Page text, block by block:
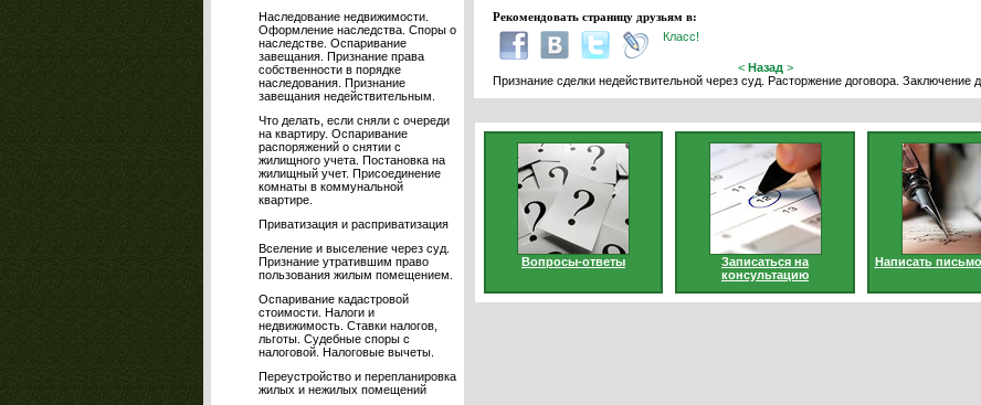
Наследование недвижимости.
Оформление наследства. Споры о
наследстве. Оспаривание
завещания. Признание права
собственности в порядке
наследования. Признание
завещания недействительным.
Что делать, если сняли с очереди
на квартиру. Оспаривание
распоряжений о снятии с
жилищного учета. Постановка на
жилищный учет. Присоединение
комнаты в коммунальной
квартире.
Приватизация и расприватизация
Вселение и выселение через суд.
Признание утратившим право
пользования жилым помещением.
Оспаривание кадастровой
стоимости. Налоги и
недвижимость. Ставки налогов,
льготы. Судебные споры с
налоговой. Налоговые вычеты.
Переустройство и перепланировка
жилых и нежилых помещений
Рекомендовать страницу друзьям в:
Класс!
< Назад >
Признание сделки недействительной через суд. Расторжение договора. Заключение
Вопросы-ответы
Записаться на
консультацию
Написать